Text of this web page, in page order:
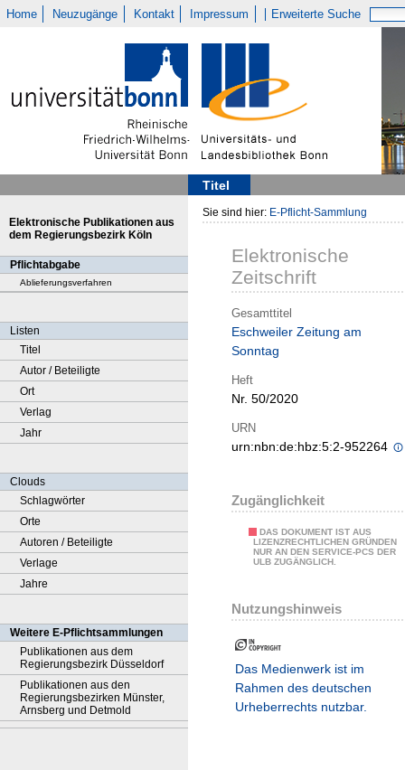
Home Neuzugänge Kontakt Impressum Erweiterte Suche
Titel
Elektronische Publikationen aus
dem Regierungsbezirk Köln
Pflichtabgabe
Ablieferungsverfahren
Listen
Titel
Autor / Beteiligte
Ort
Verlag
Jahr
Clouds
Schlagwörter
Orte
Autoren / Beteiligte
Verlage
Jahre
Weitere E-Pflichtsammlungen
Publikationen aus dem
Regierungsbezirk Düsseldorf
Publikationen aus den
Regierungsbezirken Münster,
Arnsberg und Detmold
Sie sind hier: E-Pflicht-Sammlung
Elektronische
Zeitschrift
Gesamttitel
Eschweiler Zeitung am
Sonntag
Heft
Nr. 50/2020
URN
urn:nbn:de:hbz:5:2-952264
Zugänglichkeit
DAS DOKUMENT IST AUS
LIZENZRECHTLICHEN GRÜNDEN
NUR AN DEN SERVICE-PCS DER
ULB ZUGÄNGLICH.
Nutzungshinweis
Das Medienwerk ist im
Rahmen des deutschen
Urheberrechts nutzbar.